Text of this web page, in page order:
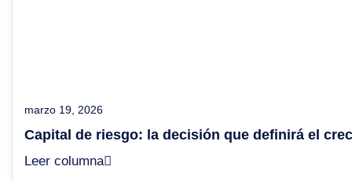
marzo 19, 2026
Capital de riesgo: la decisión que definirá el
Leer columna